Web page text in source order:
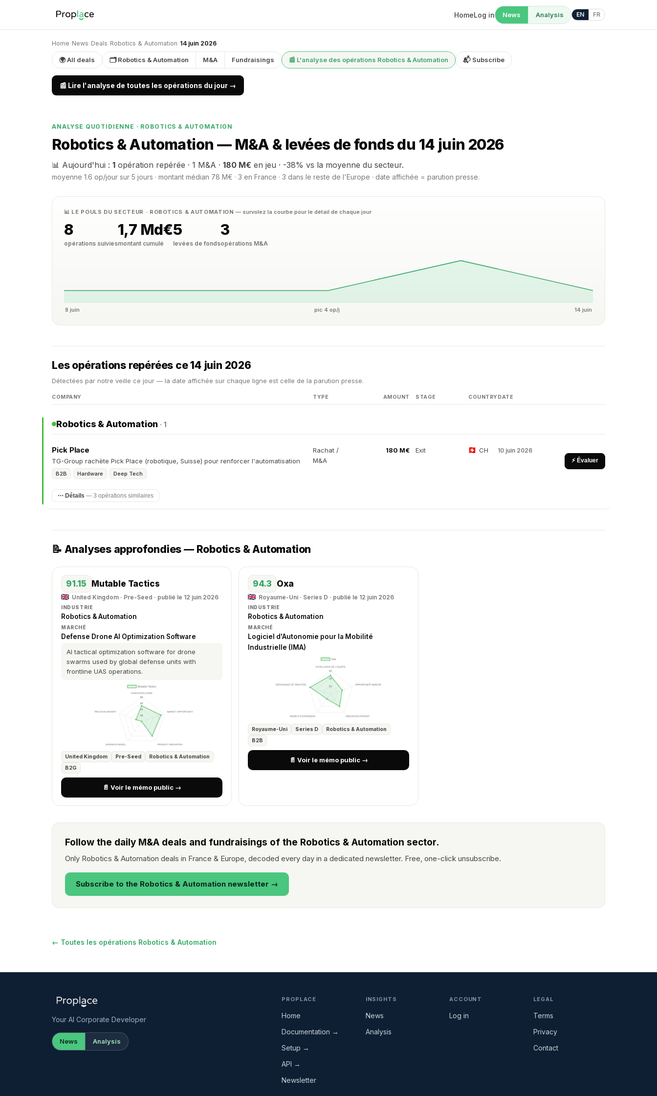
HomeLog in News Analysis EN FR
Home› News› Deals› Robotics & Automation› 14 juin 2026
🌍 All deals 🗂 Robotics & Automation M&A Fundraisings 📰 L'analyse des opérations Robotics & Automation 📬 Subscribe
📰 Lire l'analyse de toutes les opérations du jour →
ANALYSE QUOTIDIENNE · ROBOTICS & AUTOMATION
Robotics & Automation — M&A & levées de fonds du 14 juin 2026
📊 Aujourd'hui : 1 opération repérée · 1 M&A · 180 M€ en jeu · -38% vs la moyenne du secteur.
moyenne 1.6 op/jour sur 5 jours · montant médian 78 M€ · 3 en France · 3 dans le reste de l'Europe · date affichée = parution presse.
📊 LE POULS DU SECTEUR · ROBOTICS & AUTOMATION— survolez la courbe pour le détail de chaque jour
8
opérations suivies
1,7 Md€
montant cumulé
5
levées de fonds
3
opérations M&A
8 juin pic 4 op/j 14 juin
Les opérations repérées ce 14 juin 2026
Détectées par notre veille ce jour — la date affichée sur chaque ligne est celle de la parution presse.
COMPANY TYPE AMOUNT STAGE COUNTRY DATE
Robotics & Automation · 1
Pick Place
TG-Group rachète Pick Place (robotique, Suisse) pour renforcer l'automatisation
B2B Hardware Deep Tech
Rachat /
M&A
180 M€ Exit CH 10 juin 2026
⚡ Évaluer
⋯ Détails — 3 opérations similaires
📝 Analyses approfondies — Robotics & Automation
91.15 Mutable Tactics
United Kingdom · Pre-Seed · publié le 12 juin 2026
INDUSTRIE
Robotics & Automation
MARCHÉ
Defense Drone AI Optimization Software
AI tactical optimization software for drone
swarms used by global defense units with
frontline UAS operations.
United Kingdom Pre-Seed
Robotics & Automation
B2G
📄 Voir le mémo public →
94.3 Oxa
Royaume-Uni · Series D · publié le 12 juin 2026
INDUSTRIE
Robotics & Automation
MARCHÉ
Logiciel d'Autonomie pour la Mobilité
Industrielle (IMA)
Royaume-Uni Series D
Robotics & Automation
B2B
📄 Voir le mémo public →
Follow the daily M&A deals and fundraisings of the Robotics & Automation sector.
Only Robotics & Automation deals in France & Europe, decoded every day in a dedicated newsletter. Free, one-click unsubscribe.
Subscribe to the Robotics & Automation newsletter →
← Toutes les opérations Robotics & Automation
Your AI Corporate Developer
News Analysis
PROPLACE
Home
Documentation →
Setup →
API →
Newsletter
INSIGHTS
News
Analysis
ACCOUNT
Log in
LEGAL
Terms
Privacy
Contact